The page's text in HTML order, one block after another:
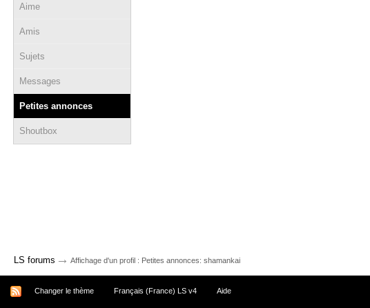
Aime
Amis
Sujets
Messages
Petites annonces
Shoutbox
LS forums → Affichage d'un profil : Petites annonces: shamankai
Changer le thème Français (France) LS v4 Aide